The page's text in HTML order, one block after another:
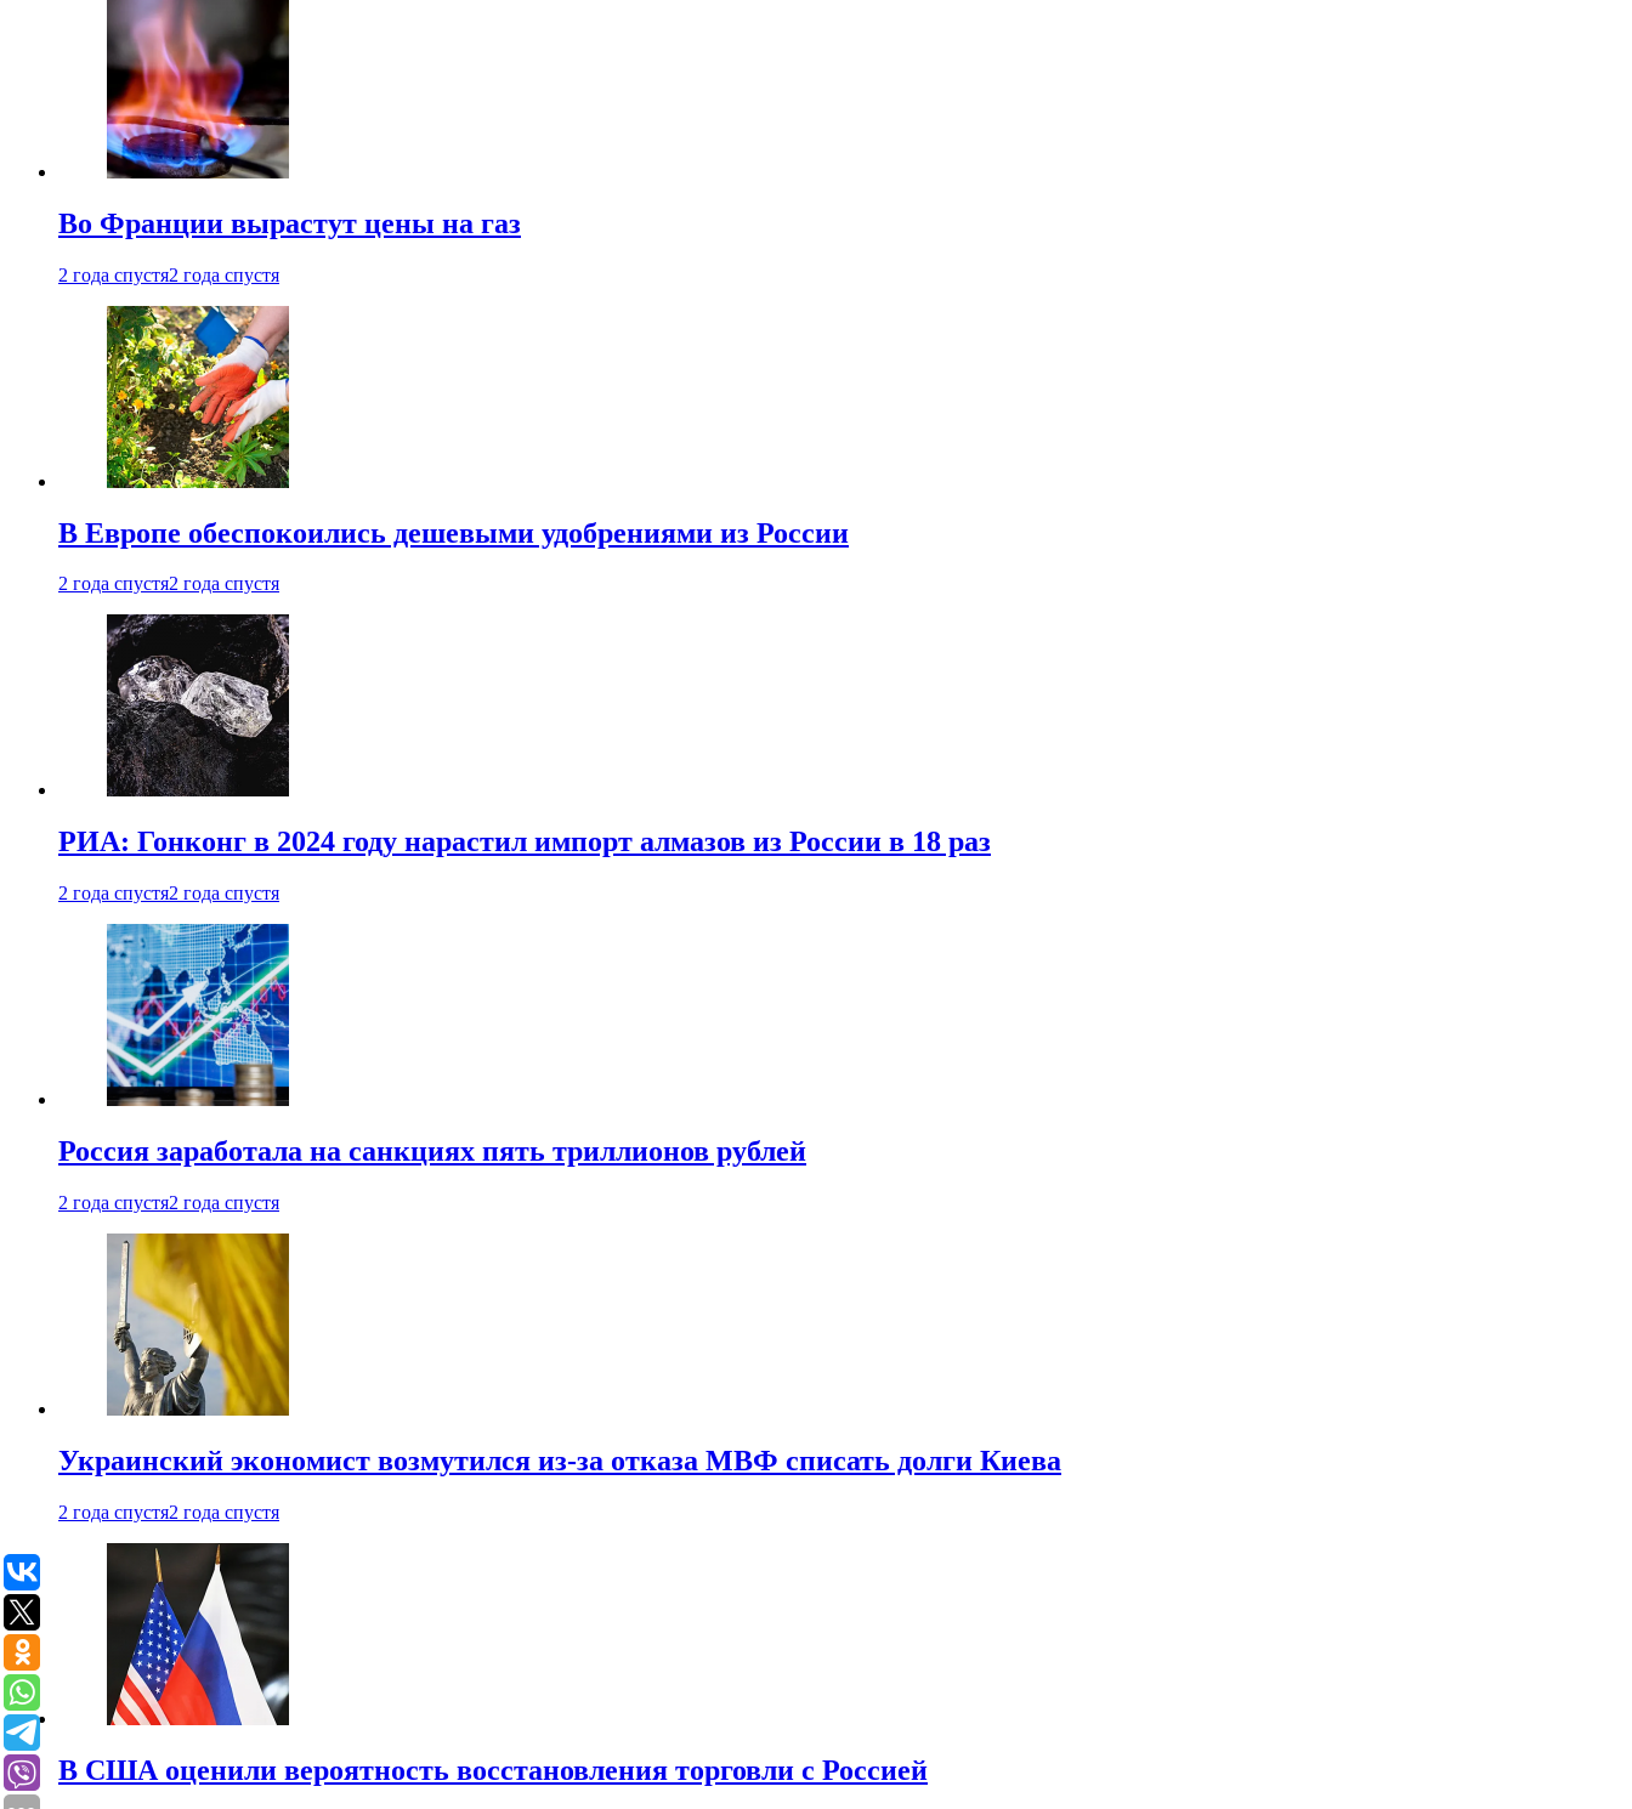
Во Франции вырастут цены на газ
2 года спустя2 года спустя
В Европе обеспокоились дешевыми удобрениями из России
2 года спустя2 года спустя
РИА: Гонконг в 2024 году нарастил импорт алмазов из России в 18 раз
2 года спустя2 года спустя
Россия заработала на санкциях пять триллионов рублей
2 года спустя2 года спустя
Украинский экономист возмутился из-за отказа МВФ списать долги Киева
2 года спустя2 года спустя
В США оценили вероятность восстановления торговли с Россией